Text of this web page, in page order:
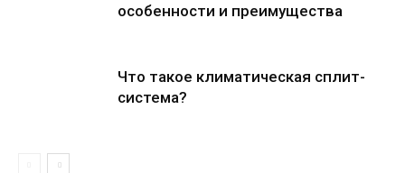
особенности и преимущества
Что такое климатическая сплит-
система?